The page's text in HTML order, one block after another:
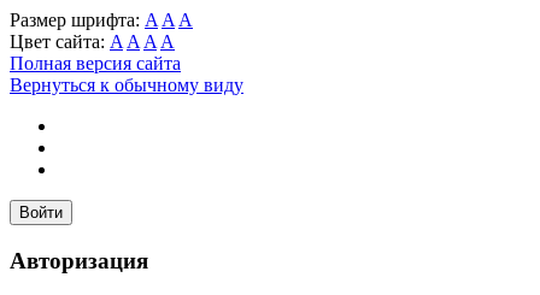
Размер шрифта: A A A
Цвет сайта: A A A A
Полная версия сайта
Вернуться к обычному виду
Войти
Авторизация